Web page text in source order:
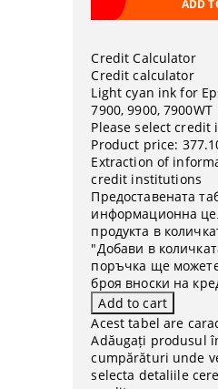
Credit Calculator
Credit calculator
Light cyan ink for
7900, 9900, 7900WT
Please select
Product price:
Extraction of
credit institutions
Предоставената
информационна
продукта в
"Добави в
поръчка ще
броя вноски на
Acest tabel are
Adăugați produsul
cumpărături unde
selecta detaliile